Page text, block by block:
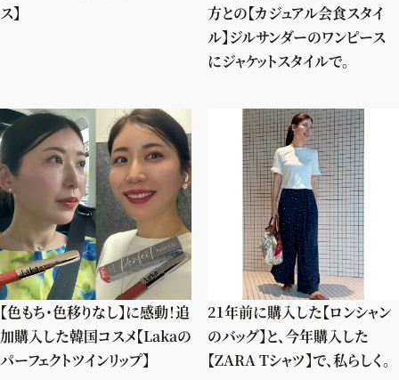
ス】
方との【カジュアル会食スタイ
ル】ジルサンダーのワンピース
にジャケットスタイルで。
【色もち・色移りなし】に感動！追
加購入した韓国コスメ【Lakaの
パーフェクトツインリップ】
2１年前に購入した【ロンシャン
のバッグ】と、今年購入した
【ZARA Tシャツ】で、私らしく。